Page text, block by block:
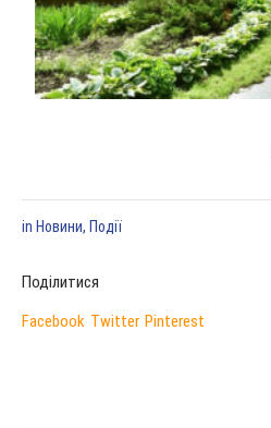
in Новини, Події
Поділитися
Facebook Twitter Pinterest